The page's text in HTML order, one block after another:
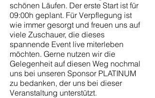
schönen Läufen. Der erste Start ist für
09:00h geplant. Für Verpflegung ist
wie immer gesorgt und freuen uns auf
viele Zuschauer, die dieses
spannende Event live miterleben
möchten. Gerne nutzen wir die
Gelegenheit auf diesen Weg nochmal
uns bei unseren Sponsor PLATINUM
zu bedanken, der uns bei dieser
Veranstaltung unterstützt.